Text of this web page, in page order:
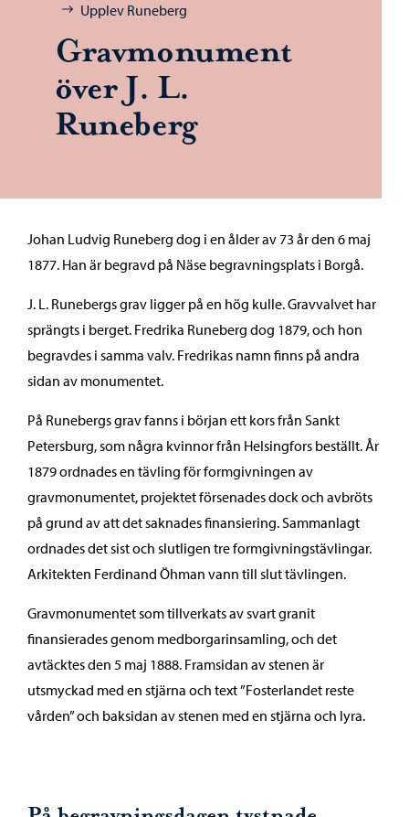
Upplev Runeberg
Gravmonument
över J. L.
Runeberg
Johan Ludvig Runeberg dog i en ålder av 73 år den 6 maj
1877. Han är begravd på Näse begravningsplats i Borgå.
J. L. Runebergs grav ligger på en hög kulle. Gravvalvet har
sprängts i berget. Fredrika Runeberg dog 1879, och hon
begravdes i samma valv. Fredrikas namn finns på andra
sidan av monumentet.
På Runebergs grav fanns i början ett kors från Sankt
Petersburg, som några kvinnor från Helsingfors beställt. År
1879 ordnades en tävling för formgivningen av
gravmonumentet, projektet försenades dock och avbröts
på grund av att det saknades finansiering. Sammanlagt
ordnades det sist och slutligen tre formgivningstävlingar.
Arkitekten Ferdinand Öhman vann till slut tävlingen.
Gravmonumentet som tillverkats av svart granit
finansierades genom medborgarinsamling, och det
avtäcktes den 5 maj 1888. Framsidan av stenen är
utsmyckad med en stjärna och text ”Fosterlandet reste
vården” och baksidan av stenen med en stjärna och lyra.